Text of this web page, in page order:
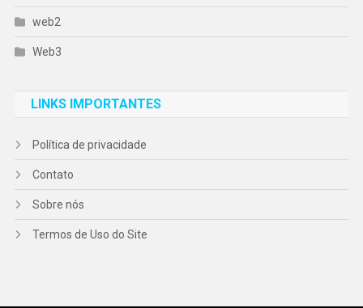
web2
Web3
LINKS IMPORTANTES
Política de privacidade
Contato
Sobre nós
Termos de Uso do Site